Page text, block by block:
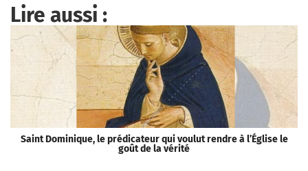
Lire aussi :
Saint Dominique, le prédicateur qui voulut rendre à l’Église le
goût de la vérité